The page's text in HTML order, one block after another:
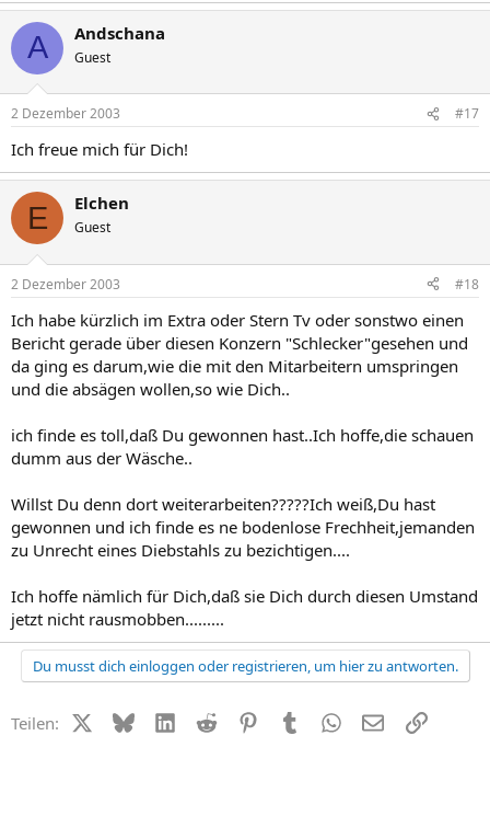
A Andschana
Guest
2 Dezember 2003 #17
Ich freue mich für Dich!
E Elchen
Guest
2 Dezember 2003 #18
Ich habe kürzlich im Extra oder Stern Tv oder sonstwo einen
Bericht gerade über diesen Konzern "Schlecker"gesehen und
da ging es darum,wie die mit den Mitarbeitern umspringen
und die absägen wollen,so wie Dich..
ich finde es toll,daß Du gewonnen hast..Ich hoffe,die schauen
dumm aus der Wäsche..
Willst Du denn dort weiterarbeiten?????Ich weiß,Du hast
gewonnen und ich finde es ne bodenlose Frechheit,jemanden
zu Unrecht eines Diebstahls zu bezichtigen....
Ich hoffe nämlich für Dich,daß sie Dich durch diesen Umstand
jetzt nicht rausmobben.........
Du musst dich einloggen oder registrieren, um hier zu antworten.
Teilen: X (Twitter)
BlueskyLinkedIn
Reddit PinterestTumblr WhatsApp
E-MailLink